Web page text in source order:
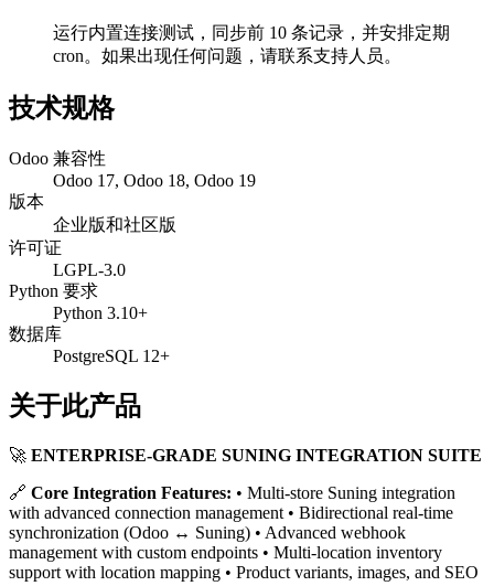
运行内置连接测试，同步前 10 条记录，并安排定期
cron。如果出现任何问题，请联系支持人员。
技术规格
Odoo 兼容性
Odoo 17, Odoo 18, Odoo 19
版本
企业版和社区版
许可证
LGPL-3.0
Python 要求
Python 3.10+
数据库
PostgreSQL 12+
关于此产品
🚀 ENTERPRISE-GRADE SUNING INTEGRATION SUITE
🔗 Core Integration Features: • Multi-store Suning integration
with advanced connection management • Bidirectional real-time
synchronization (Odoo ↔ Suning) • Advanced webhook
management with custom endpoints • Multi-location inventory
support with location mapping • Product variants, images, and SEO